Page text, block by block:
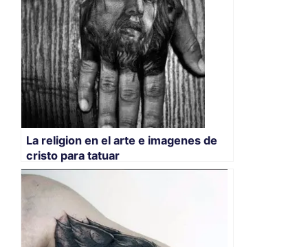
La religion en el arte e imagenes de
cristo para tatuar